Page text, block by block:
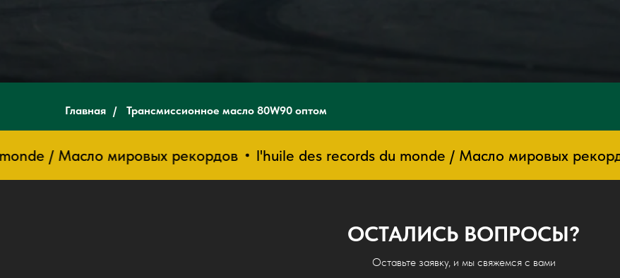
Главная / Трансмиссионное масло 80W90 оптом
/ Масло мировых рекордов l'huile des records du monde / Масло мировых рекордов
ОСТАЛИСЬ ВОПРОСЫ?
Оставьте заявку, и мы свяжемся с вами